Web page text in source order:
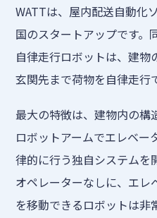
WATTは、屋内配送自動化
国のスタートアップです。
自律走行ロボットは、建
玄関先まで荷物を自律走行
最大の特徴は、建物内の構
ロボットアームでエレベー
律的に行う独自システムを
オペレーターなしに、エレ
を移動できるロボットは非